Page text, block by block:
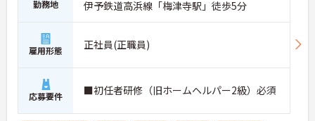
勤務地
伊予鉄道高浜線「梅津寺駅」徒歩5分
雇用形態 正社員(正職員)
応募要件 ■初任者研修（旧ホームヘルパー2級）必須